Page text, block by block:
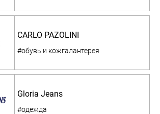
CARLO PAZOLINI
#обувь и кожгалантерея
Gloria Jeans
#одежда